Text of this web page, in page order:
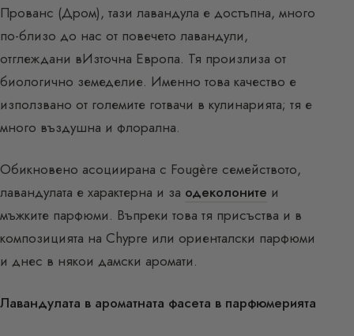
Прованс (Дром), тази лавандула е достъпна, много
по-близо до нас от повечето лавандули,
отглеждани вИзточна Европа. Тя произлиза от
биологично земеделие. Именно това качество е
използвано от големите готвачи в кулинарията; тя е
много въздушна и флорална.
Обикновено асоциирана с Fougère семейството,
лавандулата е характерна и за одеколоните и
мъжките парфюми. Въпреки това тя присъства и в
композицията на Chypre или ориенталски парфюми
и днес в някои дамски аромати.
Лавандулата в ароматната фасета в парфюмерията